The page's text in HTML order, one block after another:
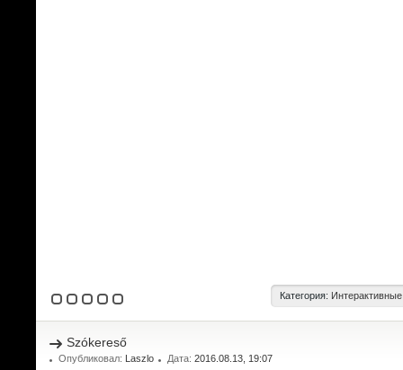
Категория:
Szókereső
Опубликовал: Laszlo Дата: 2016.08.13, 19:07